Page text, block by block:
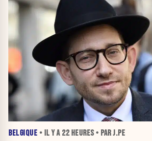
BELGIQUE • IL Y A 22 HEURES• PAR J.PE